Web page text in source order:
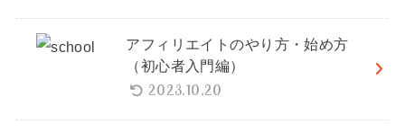
アフィリエイトのやり方・始め方
（初心者入門編）
2023.10.20